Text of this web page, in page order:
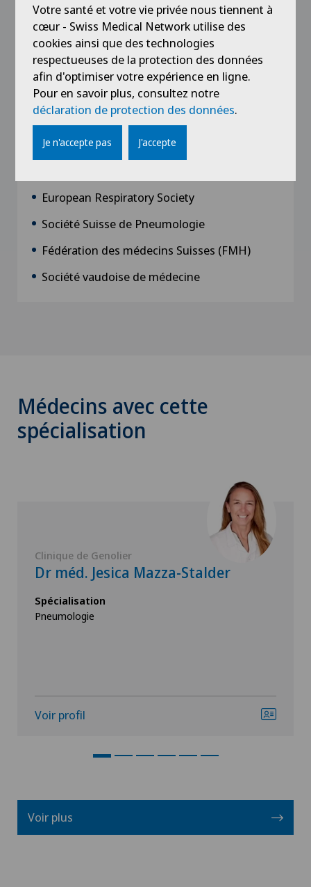
de Biologie et Médecine), Université de
Lausanne
1995 - 2002
Diplôme fédéral de médecin, Université de
Lausanne
European Respiratory Society
Société Suisse de Pneumologie
Fédération des médecins Suisses (FMH)
Société vaudoise de médecine
Médecins avec cette
spécialisation
Clinique de Genolier
Dr méd. Jesica Mazza-Stalder
Spécialisation
Pneumologie
Voir profil
Voir plus
Votre santé et votre vie privée nous tiennent à
cœur - Swiss Medical Network utilise des
cookies ainsi que des technologies
respectueuses de la protection des données
afin d'optimiser votre expérience en ligne.
Pour en savoir plus, consultez notre
déclaration de protection des données.
Je n'accepte pas J'accepte